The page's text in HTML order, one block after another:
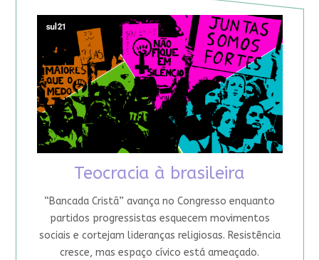
Teocracia à brasileira
“Bancada Cristã” avança no Congresso enquanto
partidos progressistas esquecem movimentos
sociais e cortejam lideranças religiosas. Resistência
cresce, mas espaço cívico está ameaçado.